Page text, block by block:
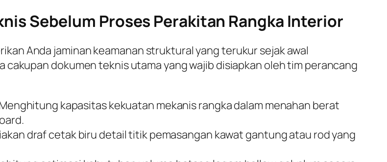
Sebelum Proses Perakitan Rangka Interior
Anda jaminan keamanan struktural yang terukur sejak awal
dokumen teknis utama yang wajib disiapkan oleh tim perancang
kapasitas kekuatan mekanis rangka dalam menahan berat
draf cetak biru detail titik pemasangan kawat gantung atau rod yang